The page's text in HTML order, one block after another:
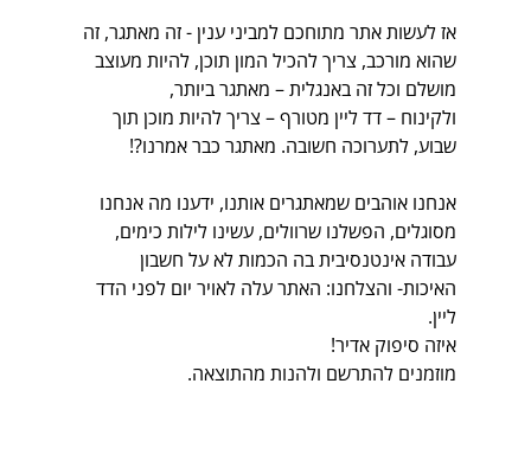
אז לעשות אתר מתוחכם למביני ענין - זה מאתגר, זה
שהוא מורכב, צריך להכיל המון תוכן, להיות מעוצב
מושלם וכל זה באנגלית – מאתגר ביותר,
ולקינוח – דד ליין מטורף – צריך להיות מוכן תוך
שבוע, לתערוכה חשובה. מאתגר כבר אמרנו?!
אנחנו אוהבים שמאתגרים אותנו, ידענו מה אנחנו
מסוגלים, הפשלנו שרוולים, עשינו לילות כימים,
עבודה אינטנסיבית בה הכמות לא על חשבון
האיכות- והצלחנו: האתר עלה לאויר יום לפני הדד
ליין.
איזה סיפוק אדיר!
מוזמנים להתרשם ולהנות מהתוצאה.